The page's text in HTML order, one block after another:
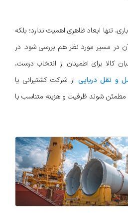
تنها ابعاد ظاهری اهمیت ندارد؛ بلکه
در مسیر مورد نظر هم بررسی شود. در
کالا برای اطمینان از انتخاب درست،
و نقل دریایی از شرکت کشتیرانی یا
مطمئن شوند ظرفیت و هزینه متناسب با